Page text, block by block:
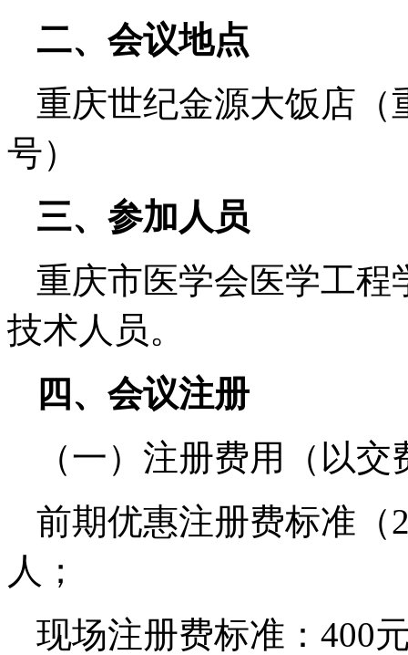
二、会议地点
重庆世纪金源大饭店（
号）
三、参加人员
重庆市医学会医学工程
技术人员。
四、会议注册
（一）注册费用（以
前期优惠注册费标准（
人；
现场注册费标准：400